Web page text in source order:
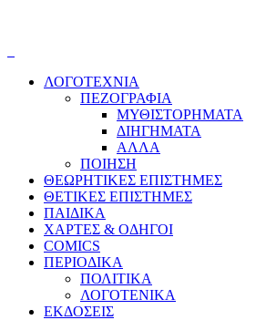
ΛΟΓΟΤΕΧΝΙΑ
ΠΕΖΟΓΡΑΦΙΑ
ΜΥΘΙΣΤΟΡΗΜΑΤΑ
ΔΙΗΓΗΜΑΤΑ
ΑΛΛΑ
ΠΟΙΗΣΗ
ΘΕΩΡΗΤΙΚΕΣ ΕΠΙΣΤΗΜΕΣ
ΘΕΤΙΚΕΣ ΕΠΙΣΤΗΜΕΣ
ΠΑΙΔΙΚΑ
ΧΑΡΤΕΣ & ΟΔΗΓΟΙ
COMICS
ΠΕΡΙΟΔΙΚΑ
ΠΟΛΙΤΙΚΑ
ΛΟΓΟΤΕΝΙΚΑ
ΕΚΔΟΣΕΙΣ